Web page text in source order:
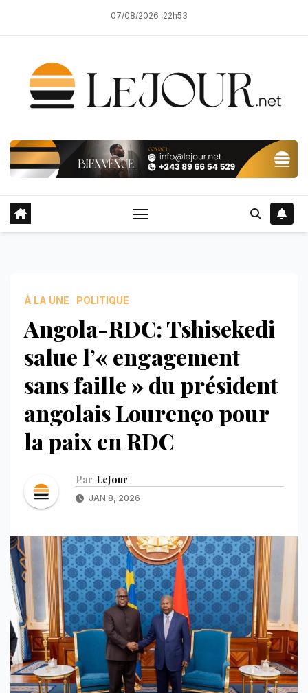
07/08/2026 ,22h53
À LA UNE POLITIQUE
Angola-RDC: Tshisekedi
salue l’« engagement
sans faille » du président
angolais Lourenço pour
la paix en RDC
Par LeJour
JAN 8, 2026